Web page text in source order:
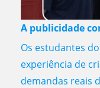
A publicidade
Os estudantes
experiência de
demandas reais